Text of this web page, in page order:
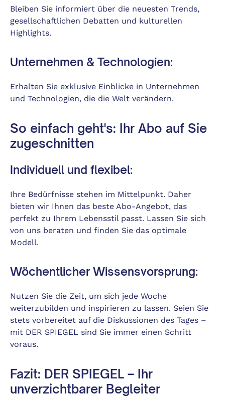
Bleiben Sie informiert über die neuesten Trends,
gesellschaftlichen Debatten und kulturellen
Highlights.
Unternehmen & Technologien:
Erhalten Sie exklusive Einblicke in Unternehmen
und Technologien, die die Welt verändern.
So einfach geht's: Ihr Abo auf Sie
zugeschnitten
Individuell und flexibel:
Ihre Bedürfnisse stehen im Mittelpunkt. Daher
bieten wir Ihnen das beste Abo-Angebot, das
perfekt zu Ihrem Lebensstil passt. Lassen Sie sich
von uns beraten und finden Sie das optimale
Modell.
Wöchentlicher Wissensvorsprung:
Nutzen Sie die Zeit, um sich jede Woche
weiterzubilden und inspirieren zu lassen. Seien Sie
stets vorbereitet auf die Diskussionen des Tages –
mit DER SPIEGEL sind Sie immer einen Schritt
voraus.
Fazit: DER SPIEGEL – Ihr
unverzichtbarer Begleiter